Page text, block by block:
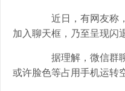
近日，有网友称，
加入聊天框，乃至呈现闪
据理解，微信群聊
或许脸色等占用手机运转